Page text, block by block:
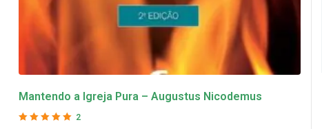
Mantendo a Igreja Pura – Augustus Nicodemus
2